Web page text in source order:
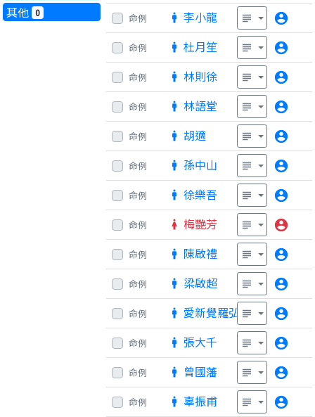
其他 0 命例 man 李小龍 subject account_circle
命例 man 杜月笙 subject account_circle
命例 man 林則徐 subject account_circle
命例 man 林語堂 subject account_circle
命例 man 胡適 subject account_circle
命例 man 孫中山 subject account_circle
命例 man 徐樂吾 subject account_circle
命例 woman 梅艷芳 subject account_circle
命例 man 陳啟禮 subject account_circle
命例 man 梁啟超 subject account_circle
命例 man 愛新覺羅弘曆
subject account_circle
命例 man 張大千 subject account_circle
命例 man 曾國藩 subject account_circle
命例 man 辜振甫 subject account_circle